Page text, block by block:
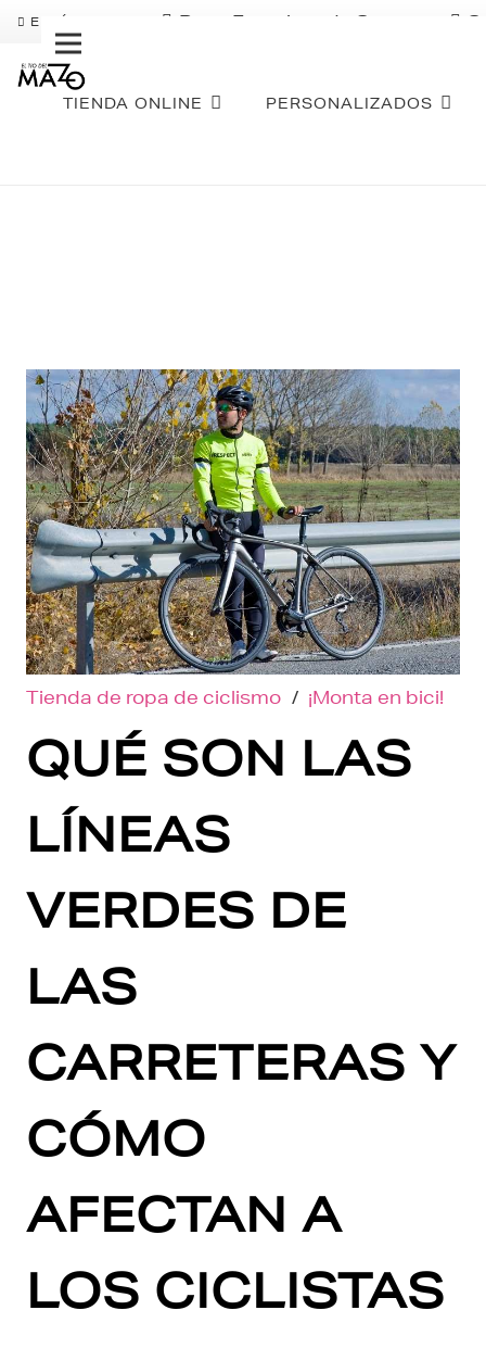
ENVÍO GRATIS Pago Fraccionado Sequra
TIENDA ONLINE PERSONALIZADOS
Tienda de ropa de ciclismo / ¡Monta en bici!
QUÉ SON LAS
LÍNEAS
VERDES DE
LAS
CARRETERAS Y
CÓMO
AFECTAN A
LOS CICLISTAS